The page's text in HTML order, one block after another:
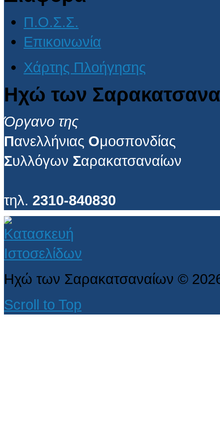
Π.Ο.Σ.Σ.
Επικοινωνία
Χάρτης Πλοήγησης
Ηχώ των
Όργανο της
Πανελλήνιας Ομοσπονδίας
Συλλόγων Σαρακατσαναίων
τηλ. 2310-840830
Ηχώ των Σαρακατσαναίων ©
Scroll to Top